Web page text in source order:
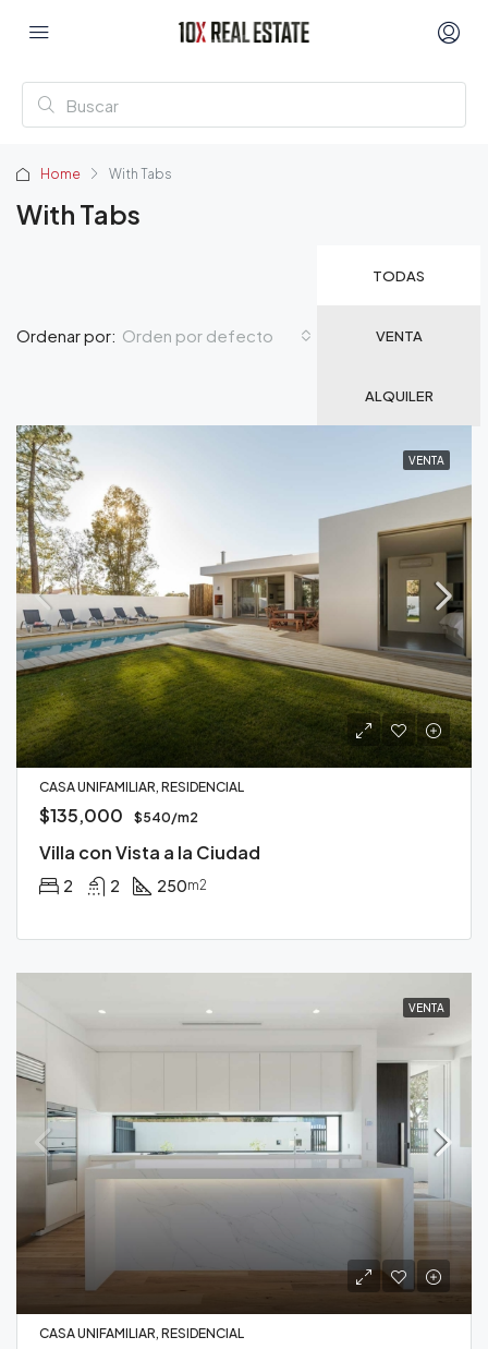
Home With Tabs
With Tabs
TODAS
VENTA
ALQUILER
Ordenar por: Orden por defecto
VENTA
CASA UNIFAMILIAR, RESIDENCIAL
$135,000 $540/m2
Villa con Vista a la Ciudad
2 2 250m2
VENTA
CASA UNIFAMILIAR, RESIDENCIAL